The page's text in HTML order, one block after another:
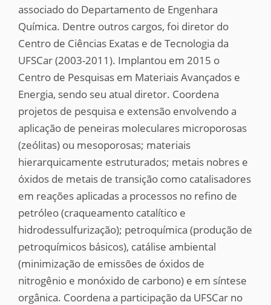
associado do Departamento de Engenhara
Química. Dentre outros cargos, foi diretor do
Centro de Ciências Exatas e de Tecnologia da
UFSCar (2003-2011). Implantou em 2015 o
Centro de Pesquisas em Materiais Avançados e
Energia, sendo seu atual diretor. Coordena
projetos de pesquisa e extensão envolvendo a
aplicação de peneiras moleculares microporosas
(zeólitas) ou mesoporosas; materiais
hierarquicamente estruturados; metais nobres e
óxidos de metais de transição como catalisadores
em reações aplicadas a processos no refino de
petróleo (craqueamento catalítico e
hidrodessulfurização); petroquímica (produção de
petroquímicos básicos), catálise ambiental
(minimização de emissões de óxidos de
nitrogênio e monóxido de carbono) e em síntese
orgânica. Coordena a participação da UFSCar no